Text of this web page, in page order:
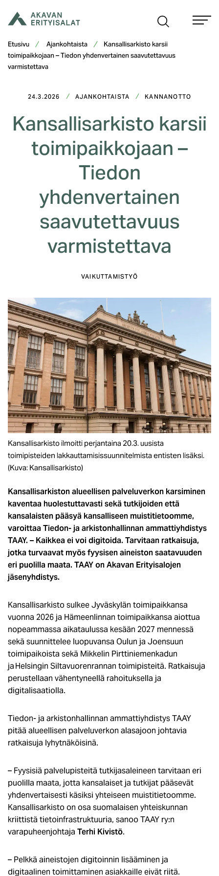
sisältöön
Etusivu Ajankohtaista
Kansallisarkisto karsii
toimipaikkojaan – Tiedon yhdenvertainen saavutettavuus
varmistettava
24.3.2026 AJANKOHTAISTA KANNANOTTO
Kansallisarkisto karsii
toimipaikkojaan –
Tiedon
yhdenvertainen
saavutettavuus
varmistettava
VAIKUTTAMISTYÖ
Kansallisarkisto ilmoitti perjantaina 20.3. uusista
toimipisteiden lakkauttamisissuunnitelmista entisten lisäksi.
(Kuva: Kansallisarkisto)
Kansallisarkiston alueellisen palveluverkon karsiminen
kaventaa huolestuttavasti sekä tutkijoiden että
kansalaisten pääsyä kansalliseen muistitietoomme,
varoittaa Tiedon- ja arkistonhallinnan ammattiyhdistys
TAAY. – Kaikkea ei voi digitoida. Tarvitaan ratkaisuja,
jotka turvaavat myös fyysisen aineiston saatavuuden
eri puolilla maata. TAAY on Akavan Erityisalojen
jäsenyhdistys.
Kansallisarkisto sulkee Jyväskylän toimipaikkansa
vuonna 2026 ja Hämeenlinnan toimipaikkansa aiottua
nopeammassa aikataulussa kesään 2027 mennessä
sekä suunnittelee luopuvansa Oulun ja Joensuun
toimipaikoista sekä Mikkelin Pirttiniemenkadun
ja Helsingin Siltavuorenrannan toimipisteitä. Ratkaisuja
perustellaan vähentyneellä rahoituksella ja
digitalisaatiolla.
Tiedon- ja arkistonhallinnan ammattiyhdistys TAAY
pitää alueellisen palveluverkon alasajoon johtavia
ratkaisuja lyhytnäköisinä.
– Fyysisiä palvelupisteitä tutkijasaleineen tarvitaan eri
puolilla maata, jotta kansalaiset ja tutkijat pääsevät
yhdenvertaisesti käsiksi yhteiseen muistitietoomme.
Kansallisarkisto on osa suomalaisen yhteiskunnan
kriittistä tietoinfrastruktuuria, sanoo TAAY ry:n
varapuheenjohtaja Terhi Kivistö.
– Pelkkä aineistojen digitoinnin lisääminen ja
digitaalinen toimittaminen asiakkaille eivät riitä.